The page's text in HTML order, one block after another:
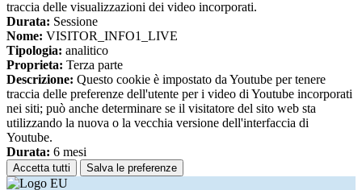
traccia delle visualizzazioni dei video incorporati.
Durata: Sessione
Nome: VISITOR_INFO1_LIVE
Tipologia: analitico
Proprieta: Terza parte
Descrizione: Questo cookie è impostato da Youtube per tenere
traccia delle preferenze dell'utente per i video di Youtube incorporati
nei siti; può anche determinare se il visitatore del sito web sta
utilizzando la nuova o la vecchia versione dell'interfaccia di
Youtube.
Durata: 6 mesi
Accetta tutti Salva le preferenze